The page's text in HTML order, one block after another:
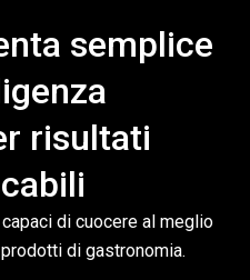
semplice
risultati
di cuocere al meglio
di gastronomia.